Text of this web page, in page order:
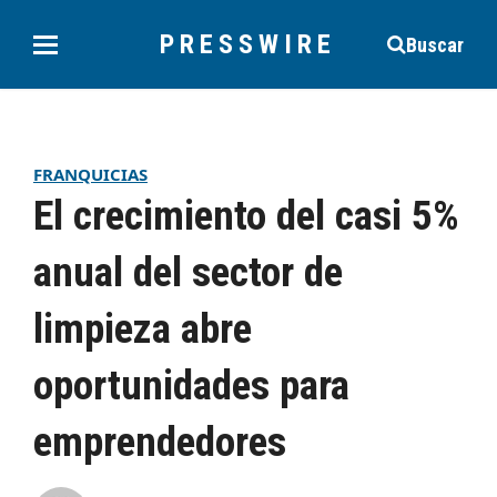
PRESSWIRE Buscar
FRANQUICIAS
El crecimiento del casi 5%
anual del sector de
limpieza abre
oportunidades para
emprendedores